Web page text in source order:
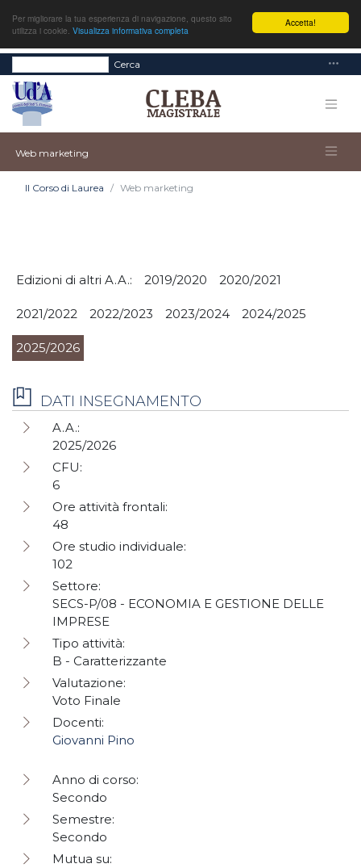
Accetta!
Per migliorare la tua esperienza di navigazione, questo sito
utilizza i cookie. Visualizza informativa completa
Cerca
Web marketing
Il Corso di Laurea Web marketing
Edizioni di altri A.A.: 2019/2020 2020/2021
2021/2022 2022/2023 2023/2024 2024/2025
2025/2026
DATI INSEGNAMENTO
A.A.:
2025/2026
CFU:
6
Ore attività frontali:
48
Ore studio individuale:
102
Settore:
SECS-P/08 - ECONOMIA E GESTIONE DELLE
IMPRESE
Tipo attività:
B - Caratterizzante
Valutazione:
Voto Finale
Docenti:
Giovanni Pino
Anno di corso:
Secondo
Semestre:
Secondo
Mutua su: